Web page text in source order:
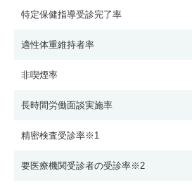
特定保健指導受診完了率
適性体重維持者率
非喫煙率
長時間労働面談実施率
精密検査受診率※1
要医療機関受診者の受診率※2